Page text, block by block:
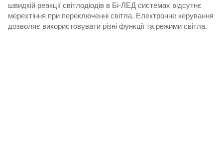
швидкій реакції світлодіодів в Бі-ЛЕД системах відсутнє
мерехтіння при переключенні світла. Електронне керування
дозволяє використовувати різні функції та режими світла.